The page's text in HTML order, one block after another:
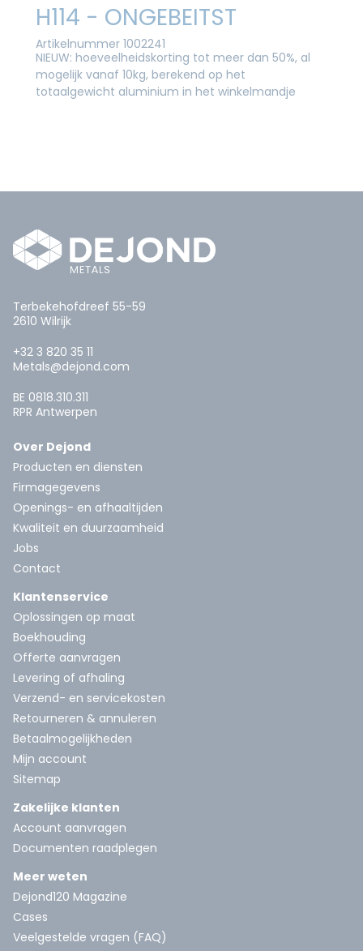
H114 - ONGEBEITST
Artikelnummer 1002241
NIEUW: hoeveelheidskorting tot meer dan 50%, al
mogelijk vanaf 10kg, berekend op het
totaalgewicht aluminium in het winkelmandje
Terbekehofdreef 55-59
2610 Wilrijk
+32 3 820 35 11
Metals@dejond.com
BE 0818.310.311
RPR Antwerpen
Over Dejond
Producten en diensten
Firmagegevens
Openings- en afhaaltijden
Kwaliteit en duurzaamheid
Jobs
Contact
Klantenservice
Oplossingen op maat
Boekhouding
Offerte aanvragen
Levering of afhaling
Verzend- en servicekosten
Retourneren & annuleren
Betaalmogelijkheden
Mijn account
Sitemap
Zakelijke klanten
Account aanvragen
Documenten raadplegen
Meer weten
Dejond120 Magazine
Cases
Veelgestelde vragen (FAQ)